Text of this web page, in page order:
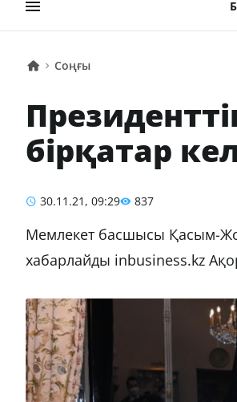
Соңғы
бірқатар
30.11.21, 09:29 837
Мемлекет басшысы Қасым-
хабарлайды inbusiness.kz